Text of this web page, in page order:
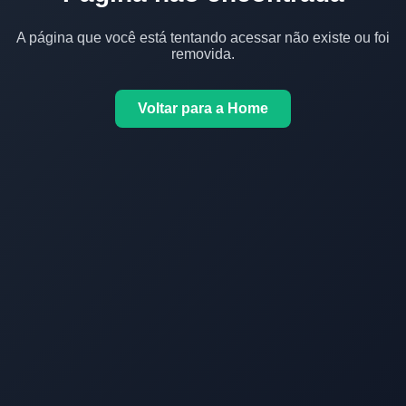
A página que você está tentando acessar não existe ou foi
removida.
Voltar para a Home